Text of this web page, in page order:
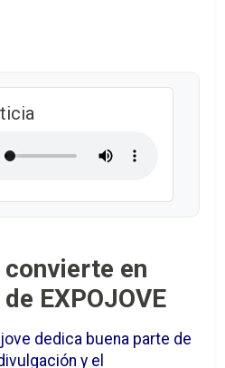
en
EXPOJOVE
dedica buena parte de
y el